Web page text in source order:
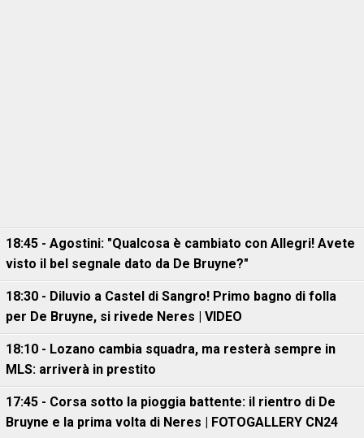
18:45 - Agostini: "Qualcosa è cambiato con Allegri! Avete
visto il bel segnale dato da De Bruyne?"
18:30 - Diluvio a Castel di Sangro! Primo bagno di folla
per De Bruyne, si rivede Neres | VIDEO
18:10 - Lozano cambia squadra, ma resterà sempre in
MLS: arriverà in prestito
17:45 - Corsa sotto la pioggia battente: il rientro di De
Bruyne e la prima volta di Neres | FOTOGALLERY CN24